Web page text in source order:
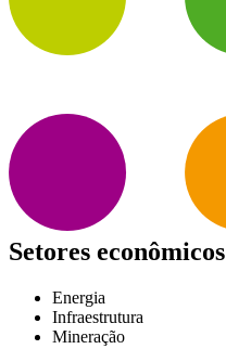
Setores econômicos
Energia
Infraestrutura
Mineração